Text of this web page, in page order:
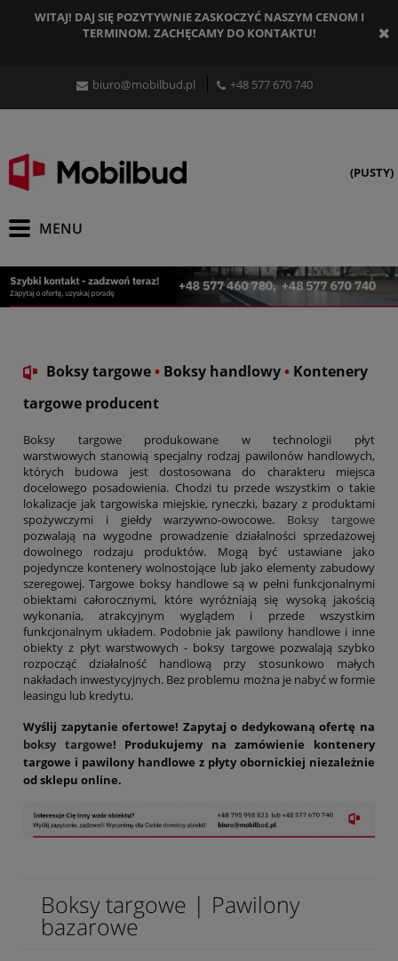
WITAJ! DAJ SIĘ POZYTYWNIE ZASKOCZYĆ NASZYM CENOM I
TERMINOM. ZACHĘCAMY DO KONTAKTU!
biuro@mobilbud.pl +48 577 670 740
(PUSTY)
Boksy targowe• Boksy handlowy• Kontenery
targowe producent
Boksy targowe produkowane w technologii płyt
warstwowych stanowią specjalny rodzaj pawilonów handlowych,
których budowa jest dostosowana do charakteru miejsca
docelowego posadowienia. Chodzi tu przede wszystkim o takie
lokalizacje jak targowiska miejskie, ryneczki, bazary z produktami
spożywczymi i giełdy warzywno-owocowe. Boksy targowe
pozwalają na wygodne prowadzenie działalności sprzedażowej
dowolnego rodzaju produktów. Mogą być ustawiane jako
pojedyncze kontenery wolnostojące lub jako elementy zabudowy
szeregowej. Targowe boksy handlowe są w pełni funkcjonalnymi
obiektami całorocznymi, które wyróżniają się wysoką jakością
wykonania, atrakcyjnym wyglądem i przede wszystkim
funkcjonalnym układem. Podobnie jak pawilony handlowe i inne
obiekty z płyt warstwowych - boksy targowe pozwalają szybko
rozpocząć działalność handlową przy stosunkowo małych
nakładach inwestycyjnych. Bez problemu można je nabyć w formie
leasingu lub kredytu.
Wyślij zapytanie ofertowe! Zapytaj o dedykowaną ofertę na
boksy targowe! Produkujemy na zamówienie kontenery
targowe i pawilony handlowe z płyty obornickiej niezależnie
od sklepu online.
Boksy targowe | Pawilony
bazarowe